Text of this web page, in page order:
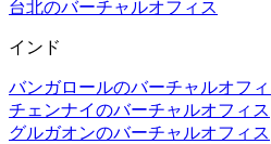
台北のバーチャルオフィス
インド
バンガロールのバーチャルオフィ
チェンナイのバーチャルオフィス
グルガオンのバーチャルオフィス